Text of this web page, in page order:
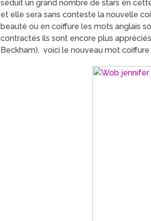
séduit un grand nombre de stars en
et elle sera sans conteste la nouvelle
beauté ou en coiffure les mots anglais
contractés ils sont encore plus
Beckham), voici le nouveau mot